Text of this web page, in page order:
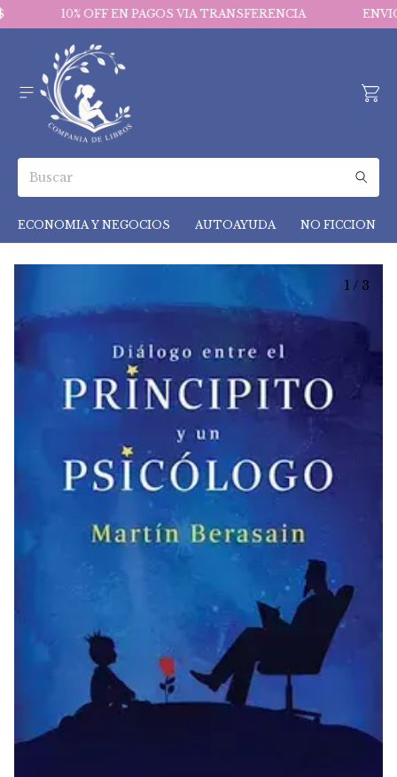
10% OFF EN PAGOS VIA TRANSFERENCIA
ECONOMIA Y NEGOCIOS AUTOAYUDA NO FICCION
1 / 3